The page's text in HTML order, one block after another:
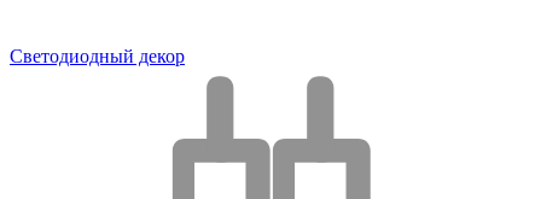
Светодиодный декор